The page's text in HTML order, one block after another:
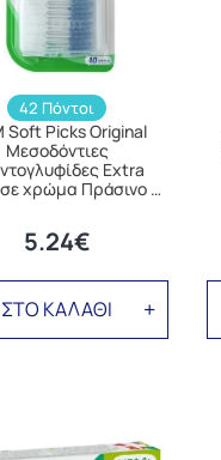
42 Πόντοι
Soft Picks Original
Μεσοδόντιες
Extra
χρώμα Πράσινο …
5.24€
ΣΤΟ ΚΑΛΑΘΙ